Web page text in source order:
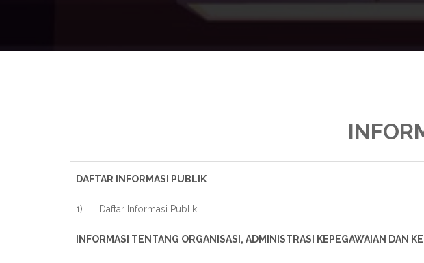
DAFTAR INFORMASI PUBLIK
1) Daftar Informasi Publik
INFORMASI TENTANG ORGANISASI, ADMINISTRASI KEPEGAWAIAN DAN